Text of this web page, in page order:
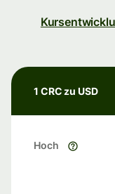
1 CRC zu USD
Hoch